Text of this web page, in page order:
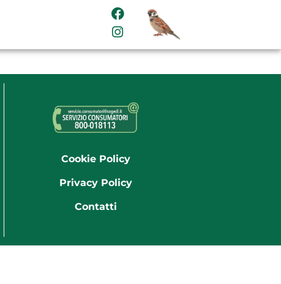
Cookie Policy
Privacy Policy
Contatti